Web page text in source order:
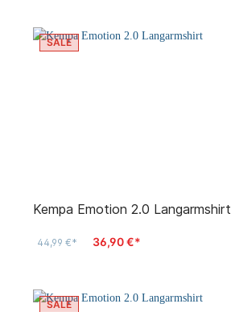
SALE
Kempa Emotion 2.0 Langarmshirt
44,99 €* 36,90 €*
SALE